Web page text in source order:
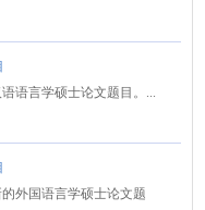
语言学硕士论文题目。...
外国语言学硕士论文题